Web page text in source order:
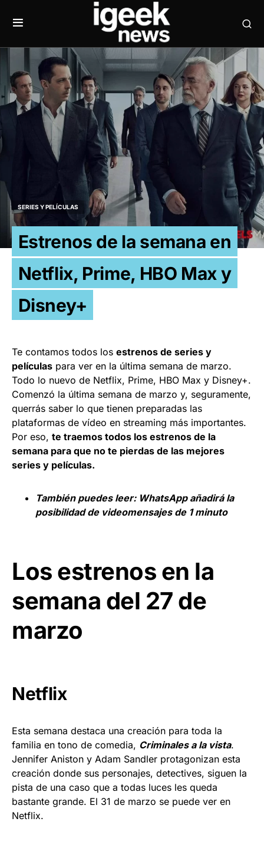
SERIES Y PELÍCULAS
Estrenos de la semana en
Netflix, Prime, HBO Max y
Disney+
Te contamos todos los estrenos de series y
películas para ver en la última semana de marzo.
Todo lo nuevo de Netflix, Prime, HBO Max y Disney+.
Comenzó la última semana de marzo y, seguramente,
querrás saber lo que tienen preparadas las
plataformas de vídeo en streaming más importantes.
Por eso, te traemos todos los estrenos de la
semana para que no te pierdas de las mejores
series y películas.
También puedes leer:WhatsApp añadirá la
posibilidad de videomensajes de 1 minuto
Los estrenos en la
semana del 27 de
marzo
Netflix
Esta semana destaca una creación para toda la
familia en tono de comedia, Criminales a la vista.
Jennifer Aniston y Adam Sandler protagonizan esta
creación donde sus personajes, detectives, siguen la
pista de una caso que a todas luces les queda
bastante grande. El 31 de marzo se puede ver en
Netflix.